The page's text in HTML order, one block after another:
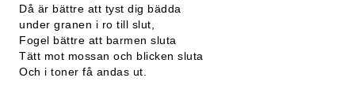
Då är bättre att tyst dig bädda
under granen i ro till slut,
Fogel bättre att barmen sluta
Tätt mot mossan och blicken sluta
Och i toner få andas ut.